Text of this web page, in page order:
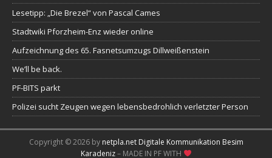
Lesetipp: „Die Brezel“ von Pascal Cames
Stadtwiki Pforzheim-Enz wieder online
Aufzeichnung des 65. Fasnetsumzugs Dillweißenstein
We’ll be back.
PF-BITS parkt
Polizei sucht Zeugen wegen lebensbedrohlich verletzter Person
Copyright © 2026 by netpla.net Digitale Kommunikation Besim
Karadeniz– MADE IN PF WITH